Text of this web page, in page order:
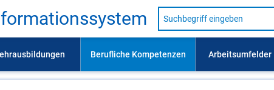
Suche
nach
Lehrausbildung,
usw.